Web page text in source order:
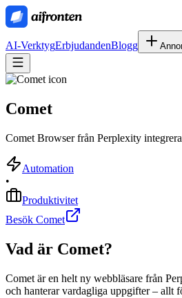
AI-VerktygErbjudandenBlogg
Comet
Comet Browser från Perplexity
Automation
•
Produktivitet
Besök Comet
Vad är Comet?
Comet är en helt ny webbläsare från
och hanterar vardagliga uppgifter – allt